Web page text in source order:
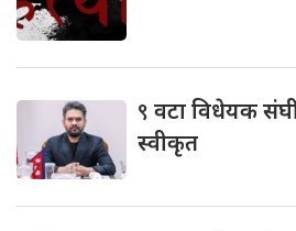
९ वटा विधेयक
स्वीकृत